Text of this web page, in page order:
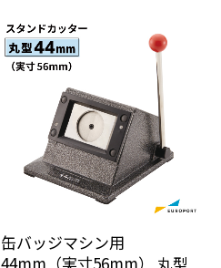
缶バッジマシン用
44mm（実寸56mm） 丸型